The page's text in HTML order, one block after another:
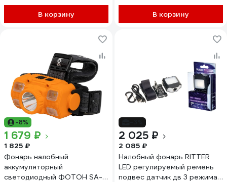
В корзину
В корзину
-8%
1 679 ₽
1 825 ₽
Фонарь налобный
аккумуляторный
светодиодный ФОТОН SA-
2 025 ₽
2 085 ₽
Налобный фонарь RITTER
LED регулируемый ремень
подвес датчик дв 3 режима